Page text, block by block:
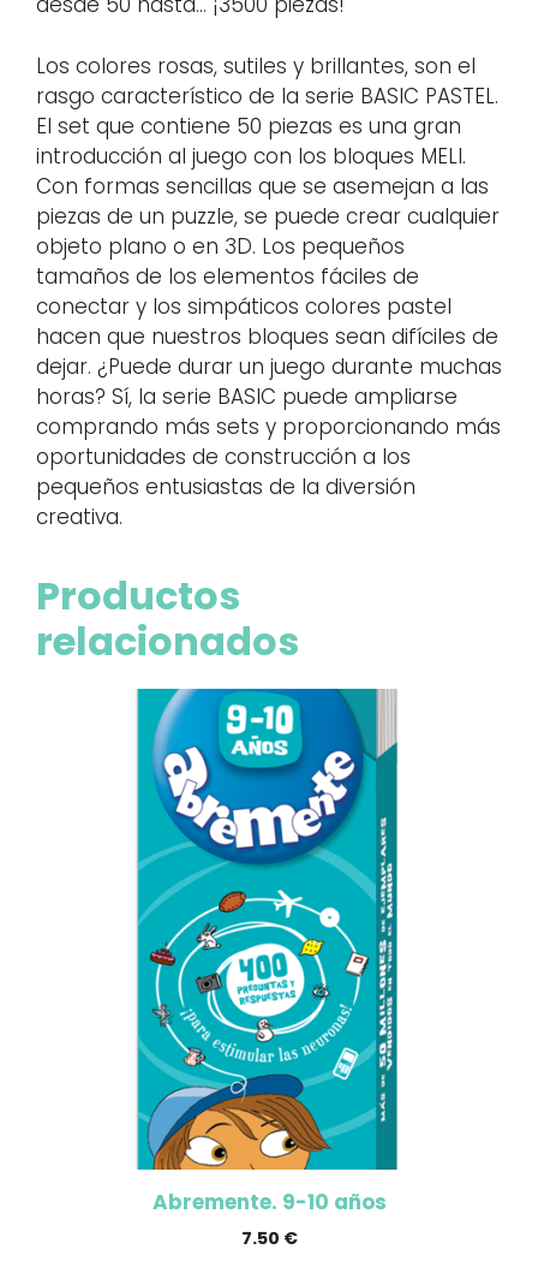
Los colores rosas, sutiles y brillantes, son el
rasgo característico de la serie BASIC PASTEL.
El set que contiene 50 piezas es una gran
introducción al juego con los bloques MELI.
Con formas sencillas que se asemejan a las
piezas de un puzzle, se puede crear cualquier
objeto plano o en 3D. Los pequeños
tamaños de los elementos fáciles de
conectar y los simpáticos colores pastel
hacen que nuestros bloques sean difíciles de
dejar. ¿Puede durar un juego durante muchas
horas? Sí, la serie BASIC puede ampliarse
comprando más sets y proporcionando más
oportunidades de construcción a los
pequeños entusiastas de la diversión
creativa.
Productos
relacionados
Abremente. 9-10 años
7.50 €